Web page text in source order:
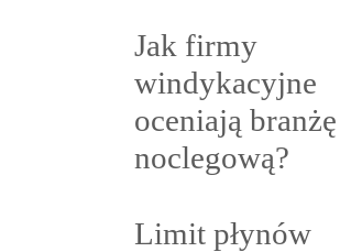
Jak firmy
windykacyjne
oceniają branżę
noclegową?
Limit płynów